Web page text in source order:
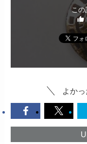
この
よか